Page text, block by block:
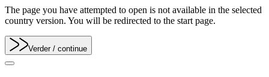
The page you have attempted to open is not available in the selected
country version. You will be redirected to the start page.
Verder / continue